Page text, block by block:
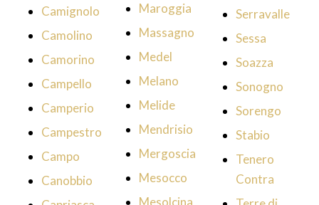
Camignolo
Camolino
Camorino
Campello
Camperio
Campestro
Campo
Canobbio
Maroggia
Massagno
Medel
Melano
Melide
Mendrisio
Mergoscia
Mesocco
Serravalle
Sessa
Soazza
Sonogno
Sorengo
Stabio
Tenero
Contra